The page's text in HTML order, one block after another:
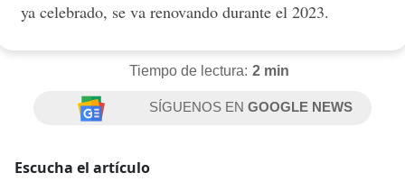
ya celebrado, se va renovando durante el 2023.
Tiempo de lectura: 2 min
SÍGUENOS ENGOOGLE NEWS
Escucha el artículo